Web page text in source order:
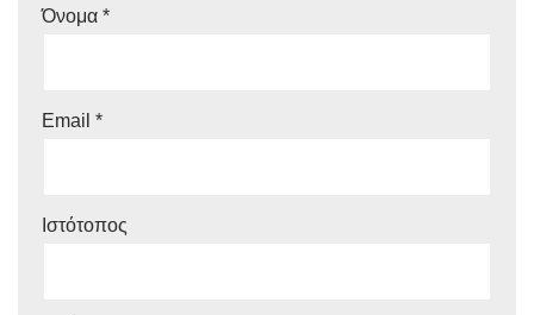
Όνομα *
Email *
Ιστότοπος